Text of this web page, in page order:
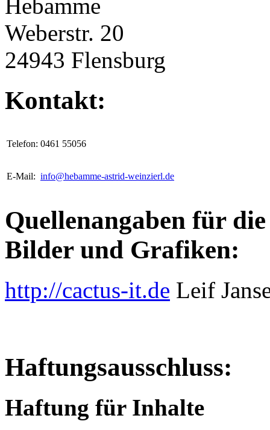
Hebamme
Weberstr. 20
24943 Flensburg
Kontakt:
Telefon: 0461 55056
E-Mail: info@hebamme-astrid-weinzierl.de
Quellenangaben für
Bilder und Grafiken:
http://cactus-it.de Leif
Haftungsausschluss:
Haftung für Inhalte